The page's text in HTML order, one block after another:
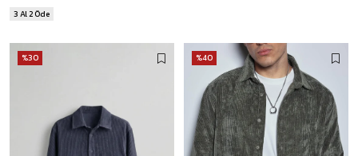
3 Al 2 Öde
%30 %40